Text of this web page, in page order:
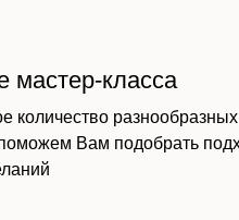
класса
количество
поможем Вам подобрать